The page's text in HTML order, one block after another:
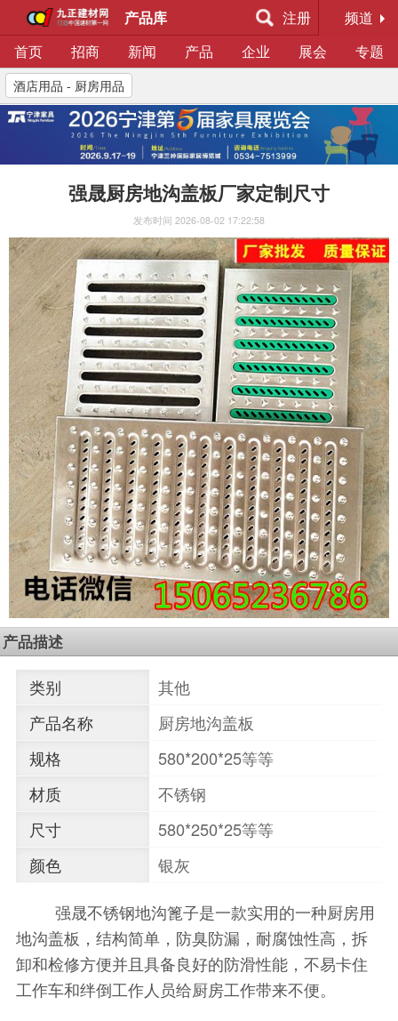
产品库 注册
频道
首页
招商 新闻 产品 企业 展会 专题
酒店用品 - 厨房用品
强晟厨房地沟盖板厂家定制尺寸
发布时间 2026-08-02 17:22:58
产品描述
类别
其他
产品名称
厨房地沟盖板
规格
580*200*25等等
材质
不锈钢
尺寸
580*250*25等等
颜色
银灰
强晟不锈钢地沟篦子是一款实用的一种厨房用
地沟盖板，结构简单，防臭防漏，耐腐蚀性高，拆
卸和检修方便并且具备良好的防滑性能，不易卡住
工作车和绊倒工作人员给厨房工作带来不便。